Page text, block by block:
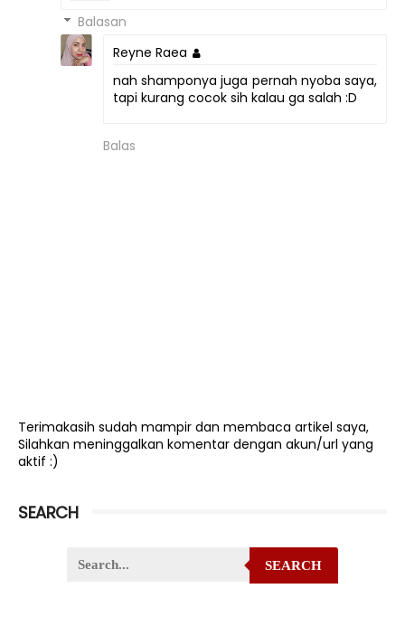
Balasan
Reyne Raea
nah shamponya juga pernah nyoba saya,
tapi kurang cocok sih kalau ga salah :D
Balas
Terimakasih sudah mampir dan membaca artikel saya,
Silahkan meninggalkan komentar dengan akun/url yang
aktif :)
SEARCH
SEARCH